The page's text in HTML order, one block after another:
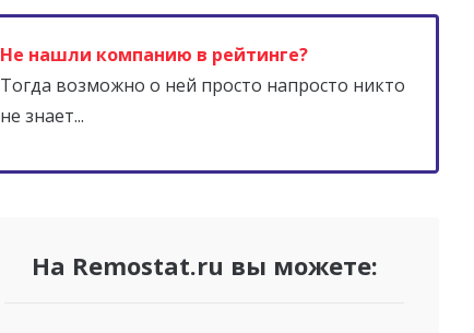
Не нашли компанию в рейтинге?
Тогда возможно о ней просто напросто никто
не знает...
На Remostat.ru вы можете: